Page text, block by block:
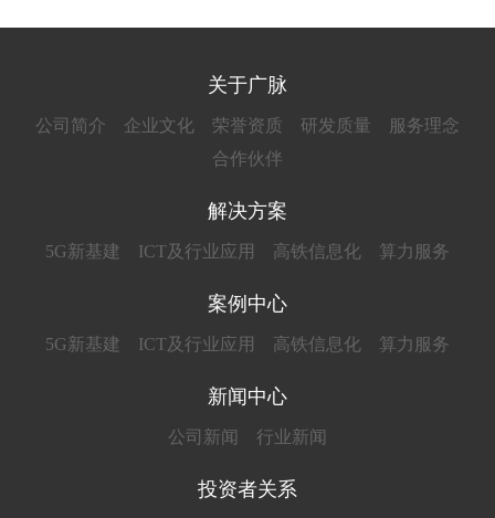
关于广脉
公司简介 企业文化 荣誉资质 研发质量
服务理念
合作伙伴
解决方案
5G新基建 ICT及行业应用 高铁信息化 算力服务
案例中心
5G新基建 ICT及行业应用 高铁信息化 算力服务
新闻中心
公司新闻 行业新闻
投资者关系